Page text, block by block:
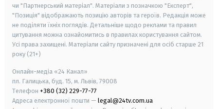
чи "Партнерський матеріал". Матеріали з позначкою "Експерт",
"Позиція" відображають позицію авторів та героїв. Редакція може
не поділяти їхніх поглядів. Детальніше щодо реклами та правил
цитування можна ознайомитись в правилах користування сайтом.
Усі права захищені. Матеріали сайту призначені для осіб старше 21
року (21+)
Онлайн-медіа «24 Канал»
пл. Галицька, буд. 15, м. Львів, 79008
Телефон +380 (32) 229-77-77
Адреса електронної пошти — legal@24tv.com.ua